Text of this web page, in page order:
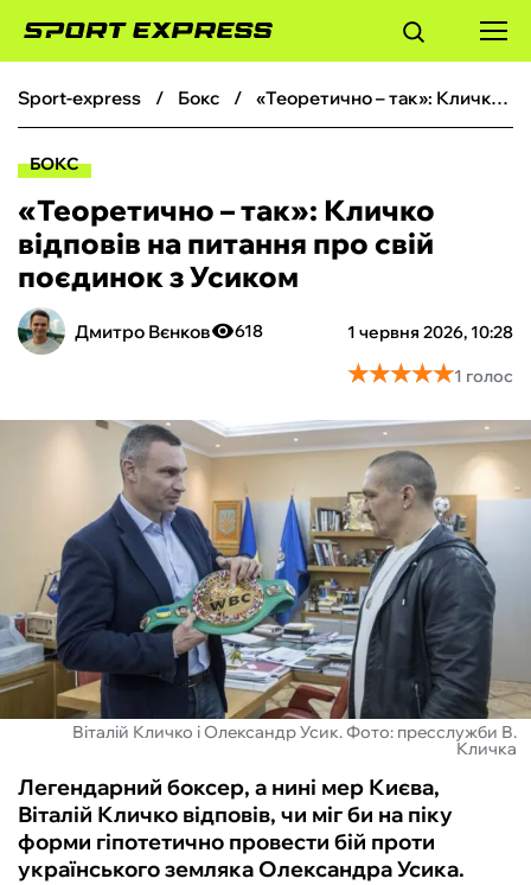
ФУТБОЛ
БОКС
ХОКЕЙ
КІБЕРСПОРТ
ЧС-2026
ФУТЗАЛ
ІНШІ
БУКМЕКЕРИ
sport-express бокс «Теоретично – так»: Кличко відповів на питання про свій поєдинок з Усиком
БОКС
«Теоретично – так»: Кличко
відповів на питання про свій
поєдинок з Усиком
Дмитро Вєнков 1 червня 2026, 10:28
618
★★★★★
★★★★★1 голос
Віталій Кличко і Олександр Усик. Фото: пресслужби В.
Кличка
Легендарний боксер, а нині мер Києва,
Віталій Кличко відповів, чи міг би на піку
форми гіпотетично провести бій проти
українського земляка Олександра Усика.